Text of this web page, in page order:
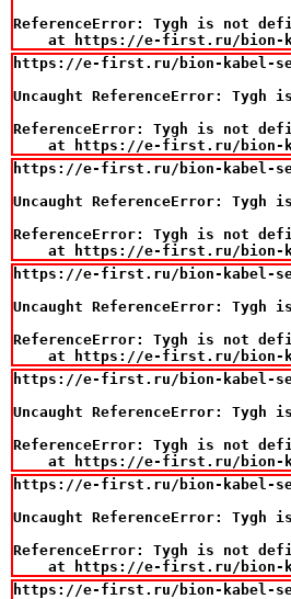
ReferenceError: Tygh is not
at https://e-first.ru/
https://e-first.ru/bion-kabel-
Uncaught ReferenceError: Tygh
ReferenceError: Tygh is not
at https://e-first.ru/
https://e-first.ru/bion-kabel-
Uncaught ReferenceError: Tygh
ReferenceError: Tygh is not
at https://e-first.ru/
https://e-first.ru/bion-kabel-
Uncaught ReferenceError: Tygh
ReferenceError: Tygh is not
at https://e-first.ru/
https://e-first.ru/bion-kabel-
Uncaught ReferenceError: Tygh
ReferenceError: Tygh is not
at https://e-first.ru/
https://e-first.ru/bion-kabel-
Uncaught ReferenceError: Tygh
ReferenceError: Tygh is not
at https://e-first.ru/
https://e-first.ru/bion-kabel-